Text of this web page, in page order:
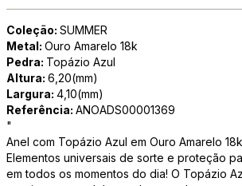
Coleção: SUMMER
Metal: Ouro Amarelo 18k
Pedra: Topázio Azul
Altura: 6,20(mm)
Largura: 4,10(mm)
Referência: ANOADS00001369
"
Anel com Topázio Azul em Ouro Amarelo 18k
Elementos universais de sorte e proteção
em todos os momentos do dia! O Topázio